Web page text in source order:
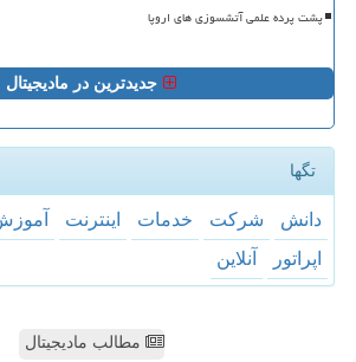
پشت پرده علمی آتشسوزی های اروپا
جدیدترین در مادیجیتال
تگها
دانش شركت خدمات اینترنت
اپراتور
آنلاین
مطالب مادیجیتال